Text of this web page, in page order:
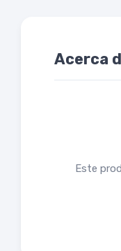
Acerca
Este